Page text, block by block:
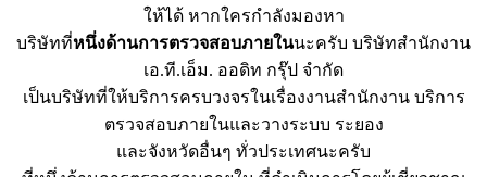
ให้ได้ หากใครกำลังมองหา
บริษัทที่หนึ่งด้านการตรวจสอบภายในนะครับ บริษัทสำนักงาน
เอ.ที.เอ็ม. ออดิท กรุ๊ป จำกัด
เป็นบริษัทที่ให้บริการครบวงจรในเรื่องงานสำนักงาน บริการ
ตรวจสอบภายในและวางระบบ ระยอง
และจังหวัดอื่นๆ ทั่วประเทศนะครับ